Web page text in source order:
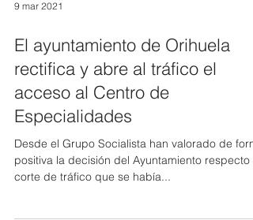
El ayuntamiento de Orihuela
rectifica y abre al tráfico el
acceso al Centro de
Especialidades
Desde el Grupo Socialista han valorado de